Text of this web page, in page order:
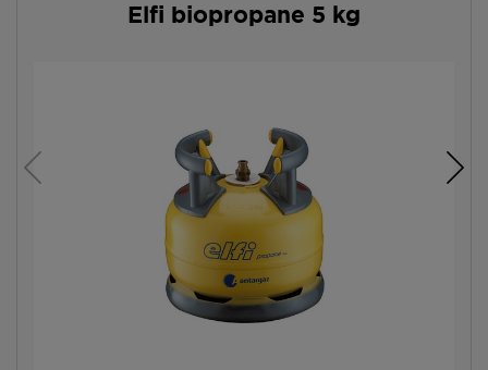
Elfi biopropane 5 kg